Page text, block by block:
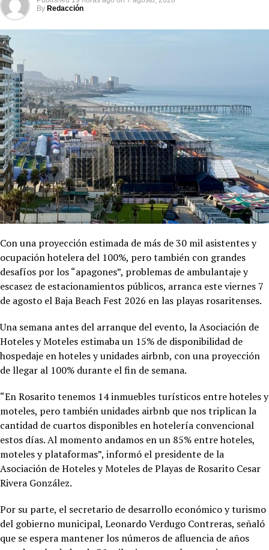
By Redacción
Con una proyección estimada de más de 30 mil asistentes y
ocupación hotelera del 100%, pero también con grandes
desafíos por los “apagones”, problemas de ambulantaje y
escasez de estacionamientos públicos, arranca este viernes 7
de agosto el Baja Beach Fest 2026 en las playas rosaritenses.
Una semana antes del arranque del evento, la Asociación de
Hoteles y Moteles estimaba un 15% de disponibilidad de
hospedaje en hoteles y unidades airbnb, con una proyección
de llegar al 100% durante el fin de semana.
“En Rosarito tenemos 14 inmuebles turísticos entre hoteles y
moteles, pero también unidades airbnb que nos triplican la
cantidad de cuartos disponibles en hotelería convencional
estos días. Al momento andamos en un 85% entre hoteles,
moteles y plataformas”, informó el presidente de la
Asociación de Hoteles y Moteles de Playas de Rosarito Cesar
Rivera González.
Por su parte, el secretario de desarrollo económico y turismo
del gobierno municipal, Leonardo Verdugo Contreras, señaló
que se espera mantener los números de afluencia de años